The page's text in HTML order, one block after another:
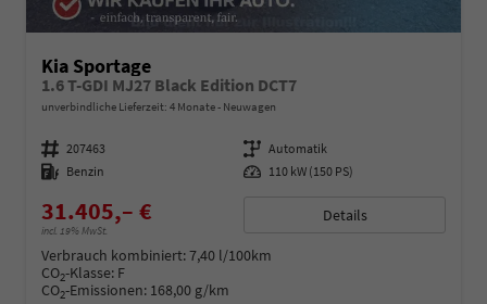
Kia Sportage
1.6 T-GDI MJ27 Black Edition DCT7
unverbindliche Lieferzeit: 4 Monate Neuwagen
Fahrzeugnummer 207463 Getriebe Automatik
Kraftstoff Benzin Leistung 110 kW (150 PS)
31.405,– €
incl. 19% MwSt.
Details
Verbrauch kombiniert:7,40 l/100km
CO2-Klasse: F
CO2-Emissionen: 168,00 g/km